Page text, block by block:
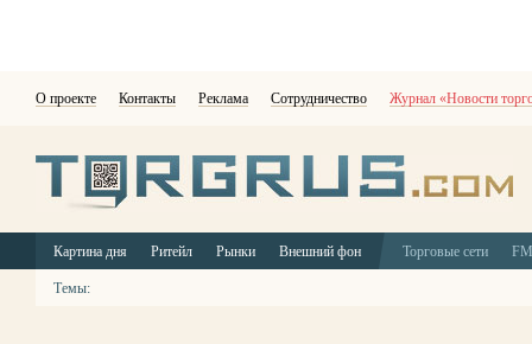
О проекте Контакты Реклама Сотрудничество Журнал «Новости
Картина дня Ритейл Рынки Внешний фон Торговые сети
Темы: